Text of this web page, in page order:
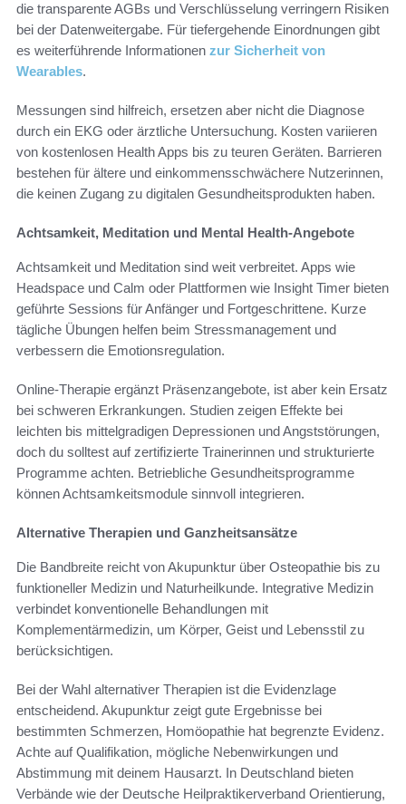
die transparente AGBs und Verschlüsselung verringern Risiken
bei der Datenweitergabe. Für tiefergehende Einordnungen gibt
es weiterführende Informationen zur Sicherheit von
Wearables.
Messungen sind hilfreich, ersetzen aber nicht die Diagnose
durch ein EKG oder ärztliche Untersuchung. Kosten variieren
von kostenlosen Health Apps bis zu teuren Geräten. Barrieren
bestehen für ältere und einkommensschwächere Nutzerinnen,
die keinen Zugang zu digitalen Gesundheitsprodukten haben.
Achtsamkeit, Meditation und Mental Health-Angebote
Achtsamkeit und Meditation sind weit verbreitet. Apps wie
Headspace und Calm oder Plattformen wie Insight Timer bieten
geführte Sessions für Anfänger und Fortgeschrittene. Kurze
tägliche Übungen helfen beim Stressmanagement und
verbessern die Emotionsregulation.
Online-Therapie ergänzt Präsenzangebote, ist aber kein Ersatz
bei schweren Erkrankungen. Studien zeigen Effekte bei
leichten bis mittelgradigen Depressionen und Angststörungen,
doch du solltest auf zertifizierte Trainerinnen und strukturierte
Programme achten. Betriebliche Gesundheitsprogramme
können Achtsamkeitsmodule sinnvoll integrieren.
Alternative Therapien und Ganzheitsansätze
Die Bandbreite reicht von Akupunktur über Osteopathie bis zu
funktioneller Medizin und Naturheilkunde. Integrative Medizin
verbindet konventionelle Behandlungen mit
Komplementärmedizin, um Körper, Geist und Lebensstil zu
berücksichtigen.
Bei der Wahl alternativer Therapien ist die Evidenzlage
entscheidend. Akupunktur zeigt gute Ergebnisse bei
bestimmten Schmerzen, Homöopathie hat begrenzte Evidenz.
Achte auf Qualifikation, mögliche Nebenwirkungen und
Abstimmung mit deinem Hausarzt. In Deutschland bieten
Verbände wie der Deutsche Heilpraktikerverband Orientierung,